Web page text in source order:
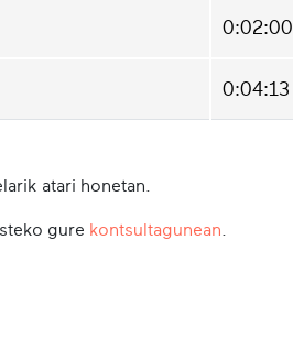
0:02:00
0:04:13
atari honetan.
gure kontsultagunean